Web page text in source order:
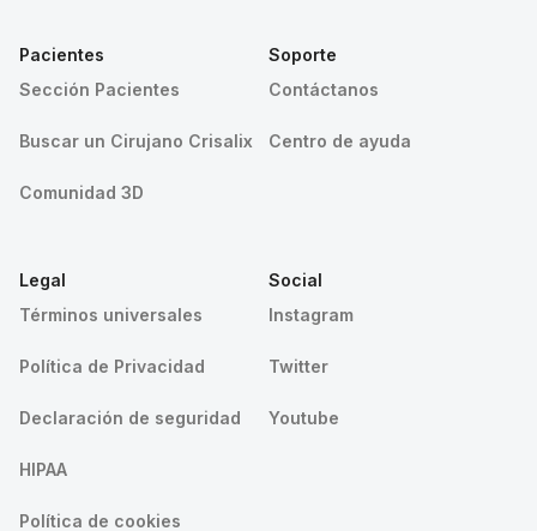
Pacientes
Sección Pacientes
Buscar un Cirujano Crisalix
Comunidad 3D
Soporte
Contáctanos
Centro de ayuda
Legal
Términos universales
Política de Privacidad
Declaración de seguridad
HIPAA
Política de cookies
Social
Instagram
Twitter
Youtube